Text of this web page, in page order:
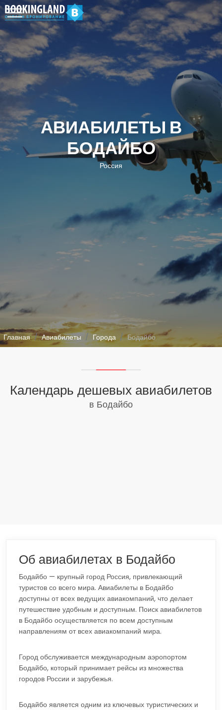
АВИАБИЛЕТЫ В
БОДАЙБО
Россия
Главная Авиабилеты Города Бодайбо
Календарь дешевых авиабилетов
в Бодайбо
Об авиабилетах в Бодайбо
Бодайбо — крупный город Россия, привлекающий
туристов со всего мира. Авиабилеты в Бодайбо
доступны от всех ведущих авиакомпаний, что делает
путешествие удобным и доступным. Поиск авиабилетов
в Бодайбо осуществляется по всем доступным
направлениям от всех авиакомпаний мира.
Город обслуживается международным аэропортом
Бодайбо, который принимает рейсы из множества
городов России и зарубежья.
Бодайбо является одним из ключевых туристических и